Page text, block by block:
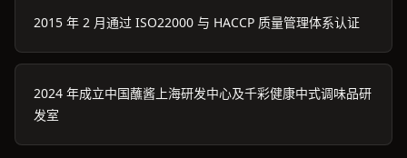
2015 年 2 月通过 ISO22000 与 HACCP 质量管理体系认证
2024 年成立中国蘸酱上海研发中心及千彩健康中式调味品研
发室